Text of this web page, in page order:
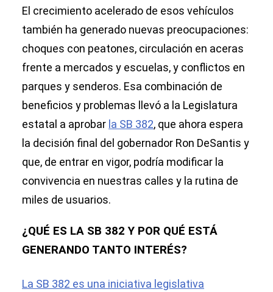
El crecimiento acelerado de esos vehículos
también ha generado nuevas preocupaciones:
choques con peatones, circulación en aceras
frente a mercados y escuelas, y conflictos en
parques y senderos. Esa combinación de
beneficios y problemas llevó a la Legislatura
estatal a aprobar la SB 382, que ahora espera
la decisión final del gobernador Ron DeSantis y
que, de entrar en vigor, podría modificar la
convivencia en nuestras calles y la rutina de
miles de usuarios.
¿QUÉ ES LA SB 382 Y POR QUÉ ESTÁ
GENERANDO TANTO INTERÉS?
La SB 382 es una iniciativa legislativa